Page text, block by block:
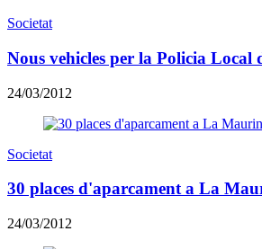
Societat
Nous vehicles per la Policia Local
24/03/2012
Societat
30 places d'aparcament a La
24/03/2012